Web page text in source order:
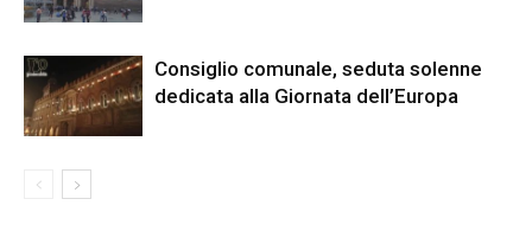
Consiglio comunale, seduta solenne
dedicata alla Giornata dell’Europa